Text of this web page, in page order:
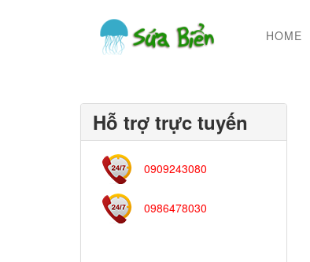
HOME
Hỗ trợ trực tuyến
0909243080
0986478030